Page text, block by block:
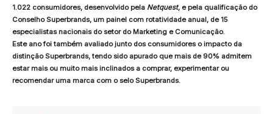
1.022 consumidores, desenvolvido pela Netquest, e pela qualificação do
Conselho Superbrands, um painel com rotatividade anual, de 15
especialistas nacionais do setor do Marketing e Comunicação.
Este ano foi também avaliado junto dos consumidores o impacto da
distinção Superbrands, tendo sido apurado que mais de 90% admitem
estar mais ou muito mais inclinados a comprar, experimentar ou
recomendar uma marca com o selo Superbrands.